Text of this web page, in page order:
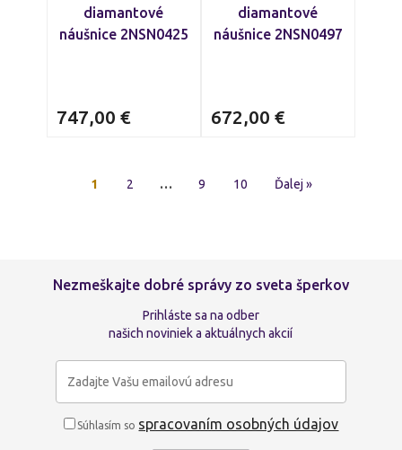
diamantové
náušnice 2NSN0425
747,00 €
diamantové
náušnice 2NSN0497
672,00 €
1 2 … 9 10 Ďalej »
Nezmeškajte dobré správy zo sveta šperkov
Prihláste sa na odber
našich noviniek a aktuálnych akcií
Súhlasím so spracovaním osobných údajov